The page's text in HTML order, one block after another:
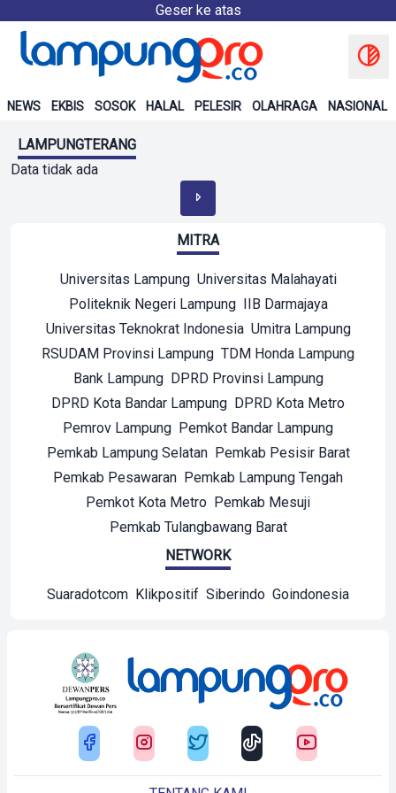
Geser ke atas
NEWS EKBIS SOSOK HALAL PELESIR OLAHRAGA NASIONAL
LAMPUNGTERANG
Data tidak ada
MITRA
Universitas Lampung Universitas Malahayati
Politeknik Negeri Lampung IIB Darmajaya
Universitas Teknokrat Indonesia Umitra Lampung
RSUDAM Provinsi Lampung TDM Honda Lampung
Bank Lampung DPRD Provinsi Lampung
DPRD Kota Bandar Lampung DPRD Kota Metro
Pemrov Lampung Pemkot Bandar Lampung
Pemkab Lampung Selatan Pemkab Pesisir Barat
Pemkab Pesawaran Pemkab Lampung Tengah
Pemkot Kota Metro Pemkab Mesuji
Pemkab Tulangbawang Barat
NETWORK
Suaradotcom Klikpositif Siberindo Goindonesia